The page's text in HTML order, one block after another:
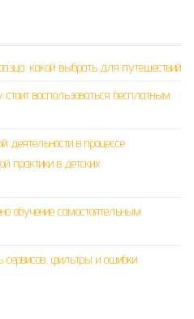
какой выбрать для путешествий
воспользоваться бесплатным
деятельности в процессе
практики в детских
обучение самостоятельным
фильтры и ошибки